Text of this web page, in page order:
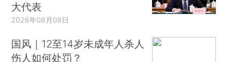
大代表
2026年08月08日
国风｜12至14岁未成年人杀人
伤人如何处罚？